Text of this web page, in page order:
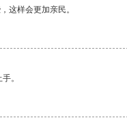
这样会更加亲民。
。